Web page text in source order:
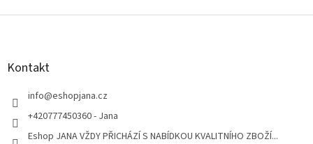
Z
Kontakt
info@eshopjana.cz
+420777450360 - Jana
Eshop JANA VŽDY PŘICHÁZÍ S NABÍDKOU KVALITNÍHO ZBOŽÍ...